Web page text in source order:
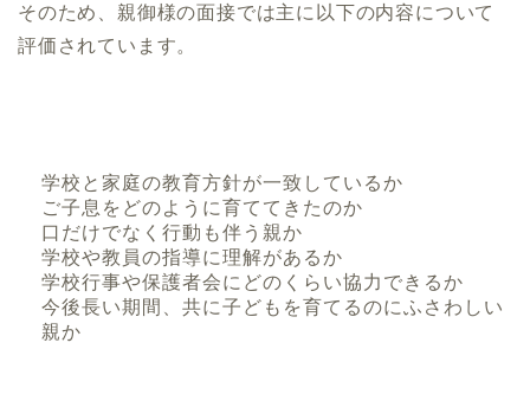
そのため、親御様の面接では主に以下の内容について
評価されています。
学校と家庭の教育方針が一致しているか
ご子息をどのように育ててきたのか
口だけでなく行動も伴う親か
学校や教員の指導に理解があるか
学校行事や保護者会にどのくらい協力できるか
今後長い期間、共に子どもを育てるのにふさわしい
親か
兵庫